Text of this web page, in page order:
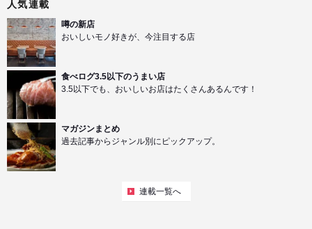
人気連載
噂の新店
おいしいモノ好きが、今注目する店
食べログ3.5以下のうまい店
3.5以下でも、おいしいお店はたくさんあるんです！
マガジンまとめ
過去記事からジャンル別にピックアップ。
連載一覧へ